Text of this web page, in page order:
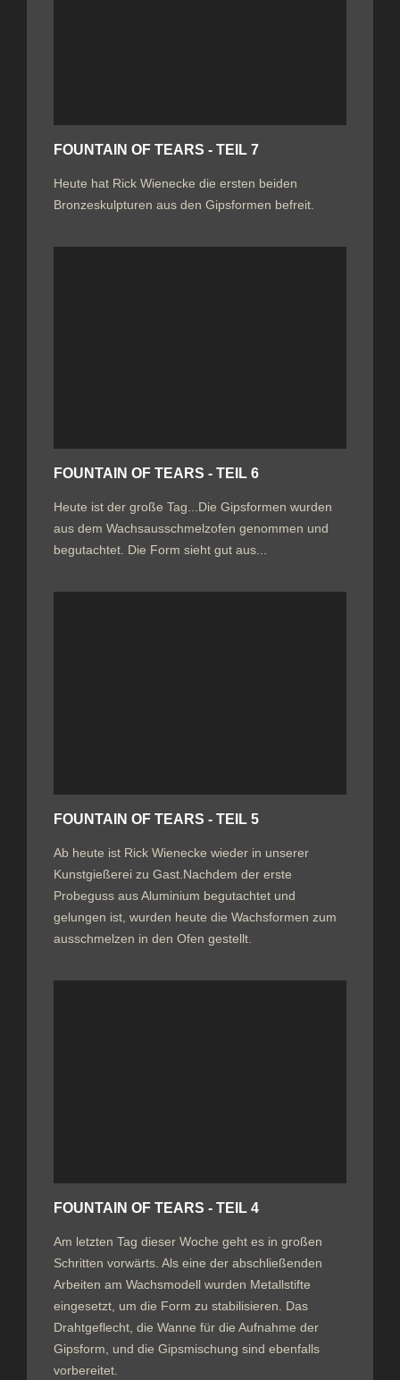
FOUNTAIN OF TEARS - TEIL 7
Heute hat Rick Wienecke die ersten beiden
Bronzeskulpturen aus den Gipsformen befreit.
FOUNTAIN OF TEARS - TEIL 6
Heute ist der große Tag...Die Gipsformen wurden
aus dem Wachsausschmelzofen genommen und
begutachtet. Die Form sieht gut aus...
FOUNTAIN OF TEARS - TEIL 5
Ab heute ist Rick Wienecke wieder in unserer
Kunstgießerei zu Gast.Nachdem der erste
Probeguss aus Aluminium begutachtet und
gelungen ist, wurden heute die Wachsformen zum
ausschmelzen in den Ofen gestellt.
FOUNTAIN OF TEARS - TEIL 4
Am letzten Tag dieser Woche geht es in großen
Schritten vorwärts. Als eine der abschließenden
Arbeiten am Wachsmodell wurden Metallstifte
eingesetzt, um die Form zu stabilisieren. Das
Drahtgeflecht, die Wanne für die Aufnahme der
Gipsform, und die Gipsmischung sind ebenfalls
vorbereitet.